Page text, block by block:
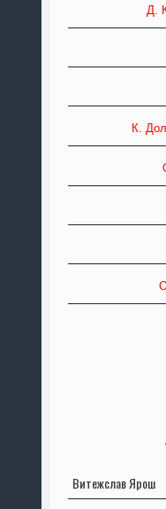
Д.
К.
Витежслав Ярош